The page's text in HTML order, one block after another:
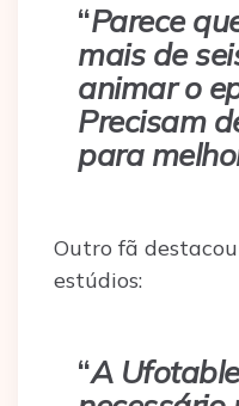
“Parece
mais de
animar o
Precisam
para
Outro fã
estúdios:
“A